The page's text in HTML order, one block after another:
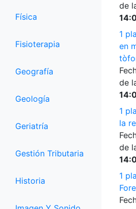
Física
Fisioterapia
Geografía
Geología
Geriatría
Gestión Tributaria
Historia
de
1
en
de
1
la
de
1